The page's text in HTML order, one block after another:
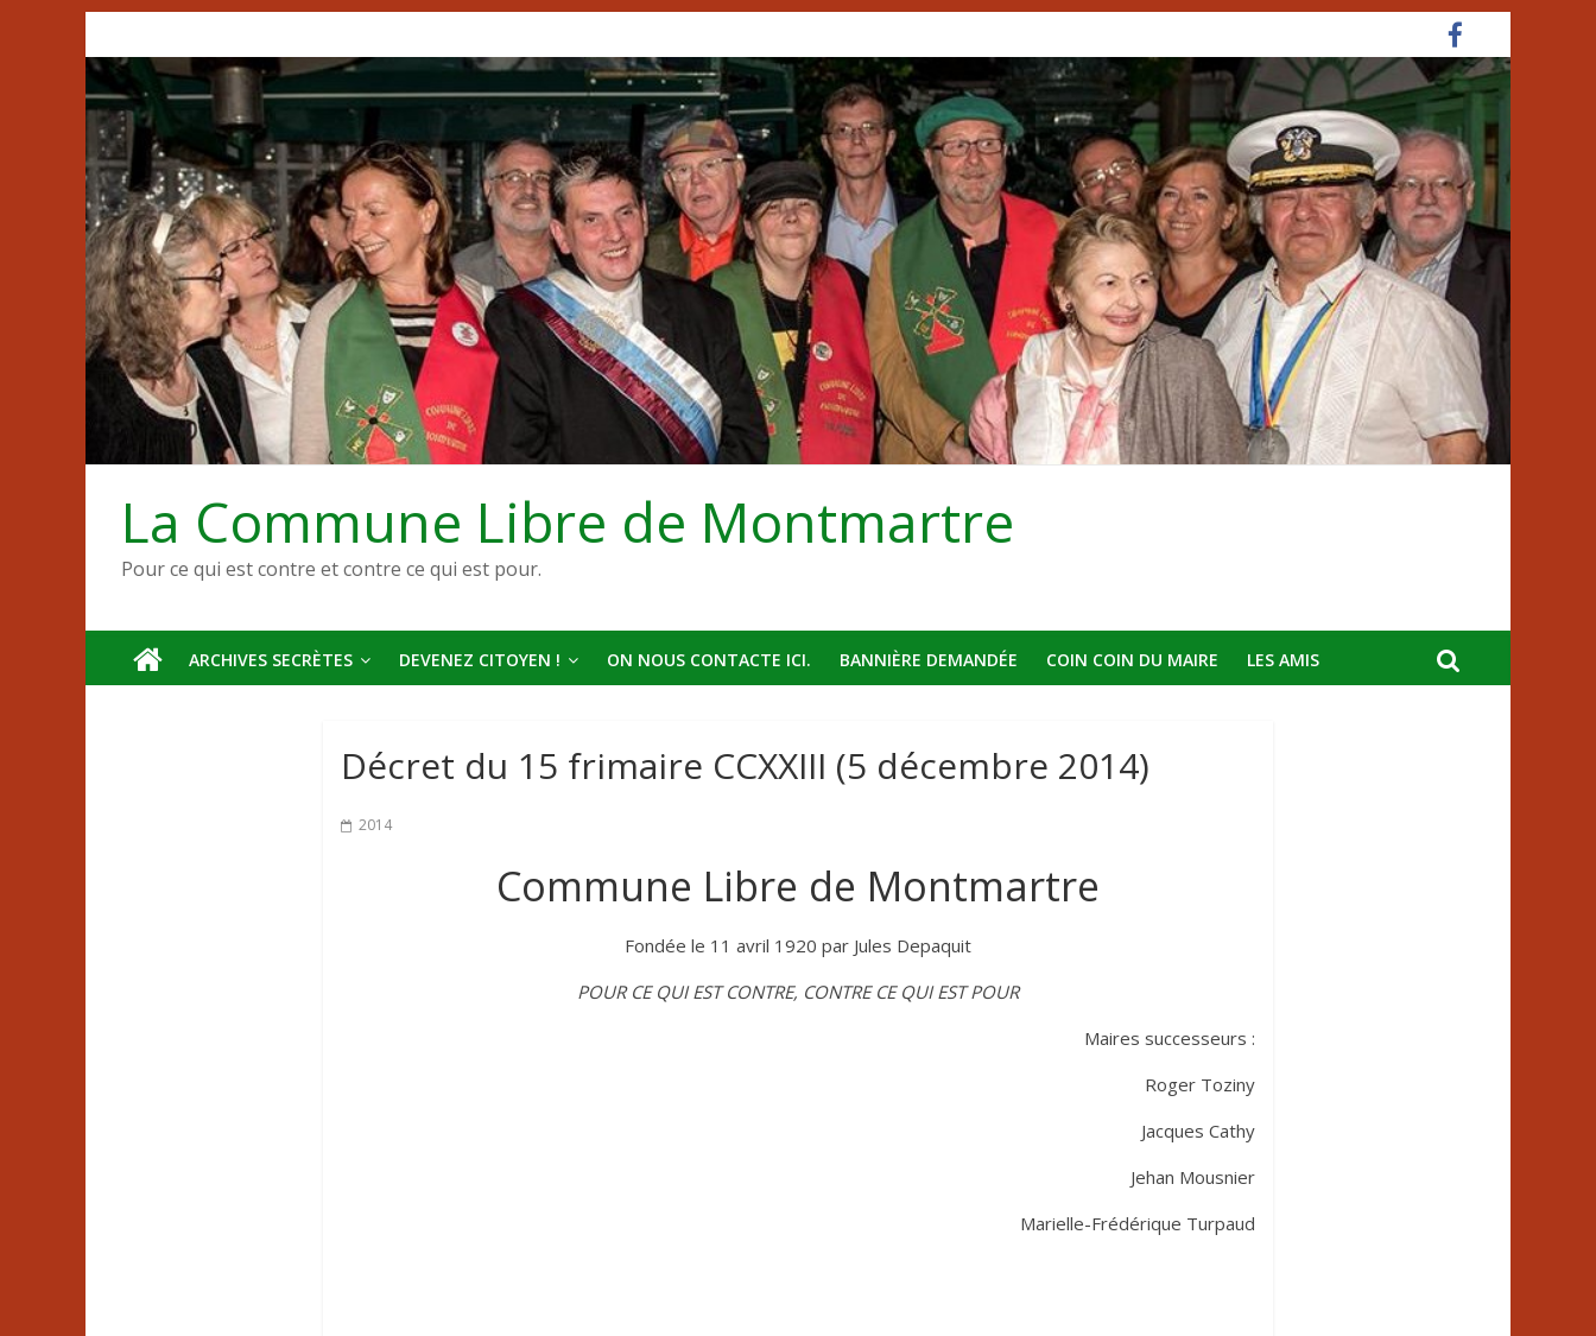
au
contenu
La Commune Libre de Montmartre
Pour ce qui est contre et contre ce qui est pour.
ARCHIVES SECRÈTES DEVENEZ CITOYEN ! ON NOUS CONTACTE ICI. BANNIÈRE DEMANDÉE COIN COIN DU MAIRE LES AMIS
Décret du 15 frimaire CCXXIII (5 décembre 2014)
2014
Commune Libre de Montmartre
Fondée le 11 avril 1920 par Jules Depaquit
POUR CE QUI EST CONTRE, CONTRE CE QUI EST POUR
Maires successeurs :
Roger Toziny
Jacques Cathy
Jehan Mousnier
Marielle-Frédérique Turpaud